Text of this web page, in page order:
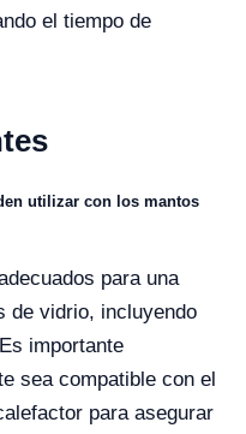
el tiempo de
utilizar con los mantos
para una
de vidrio, incluyendo
importante
sea compatible con el
para asegurar